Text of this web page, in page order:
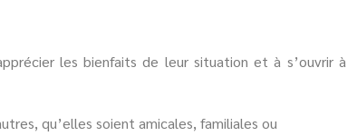
les bienfaits de leur situation et à s’ouvrir à
qu’elles soient amicales, familiales ou